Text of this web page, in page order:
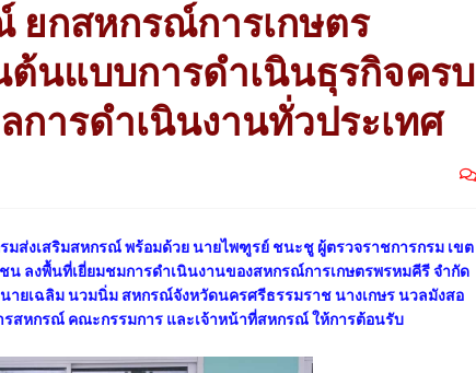
ยกสหกรณ์การเกษตร
ต้นแบบการดำเนินธุรกิจครบ
การดำเนินงานทั่วประเทศ
ส่งเสริมสหกรณ์ พร้อมด้วย นายไพฑูรย์ ชนะชู ผู้ตรวจราชการกรม เขต
ลงพื้นที่เยี่ยมชมการดำเนินงานของสหกรณ์การเกษตรพรหมคีรี จำกัด
ายเฉลิม นวมนิ่ม สหกรณ์จังหวัดนครศรีธรรมราช นางเกษร นวลมังสอ
รสหกรณ์ คณะกรรมการ และเจ้าหน้าที่สหกรณ์ ให้การต้อนรับ